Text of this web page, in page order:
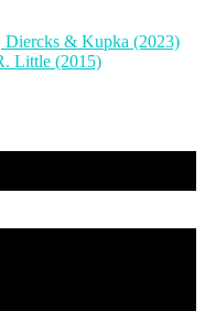
Diercks & Kupka (2023)
Little (2015)